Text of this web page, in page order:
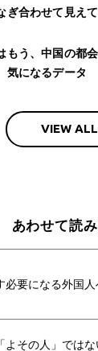
ぎ合わせて見え
もう、中国の都
になるデータ
VIEW ALL
あわせて読
必要になる外国
よその人」では